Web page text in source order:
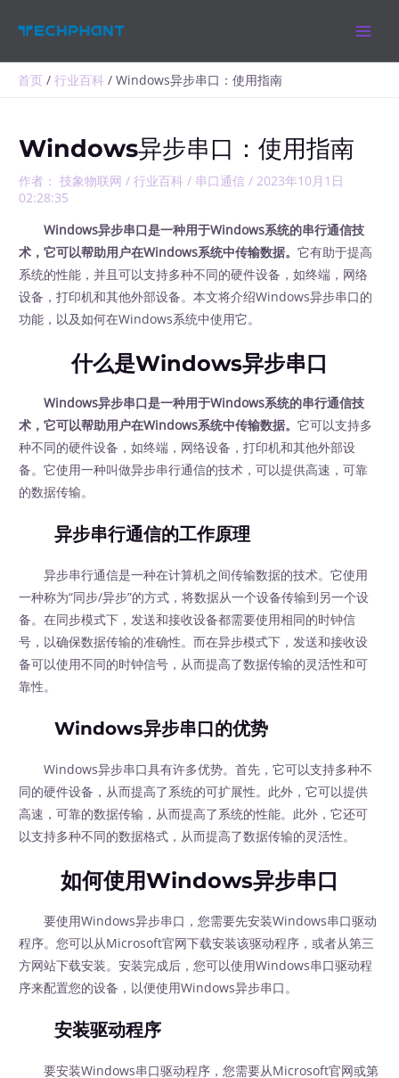
首页 行业百科 Windows异步串口：使用指南
Windows异步串口：使用指南
作者： 技象物联网/行业百科 / 串口通信 /2023年10月1日
02:28:35
Windows异步串口是一种用于Windows系统的串行通信技
术，它可以帮助用户在Windows系统中传输数据。它有助于提高
系统的性能，并且可以支持多种不同的硬件设备，如终端，网络
设备，打印机和其他外部设备。本文将介绍Windows异步串口的
功能，以及如何在Windows系统中使用它。
什么是Windows异步串口
Windows异步串口是一种用于Windows系统的串行通信技
术，它可以帮助用户在Windows系统中传输数据。它可以支持多
种不同的硬件设备，如终端，网络设备，打印机和其他外部设
备。它使用一种叫做异步串行通信的技术，可以提供高速，可靠
的数据传输。
异步串行通信的工作原理
异步串行通信是一种在计算机之间传输数据的技术。它使用
一种称为“同步/异步”的方式，将数据从一个设备传输到另一个设
备。在同步模式下，发送和接收设备都需要使用相同的时钟信
号，以确保数据传输的准确性。而在异步模式下，发送和接收设
备可以使用不同的时钟信号，从而提高了数据传输的灵活性和可
靠性。
Windows异步串口的优势
Windows异步串口具有许多优势。首先，它可以支持多种不
同的硬件设备，从而提高了系统的可扩展性。此外，它可以提供
高速，可靠的数据传输，从而提高了系统的性能。此外，它还可
以支持多种不同的数据格式，从而提高了数据传输的灵活性。
如何使用Windows异步串口
要使用Windows异步串口，您需要先安装Windows串口驱动
程序。您可以从Microsoft官网下载安装该驱动程序，或者从第三
方网站下载安装。安装完成后，您可以使用Windows串口驱动程
序来配置您的设备，以便使用Windows异步串口。
安装驱动程序
要安装Windows串口驱动程序，您需要从Microsoft官网或第